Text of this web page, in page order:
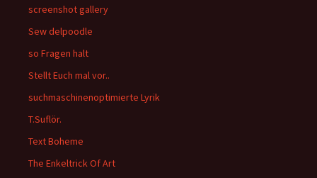
screenshot gallery
Sew delpoodle
so Fragen halt
Stellt Euch mal vor..
suchmaschinenoptimierte Lyrik
T.Suflör.
Text Boheme
The Enkeltrick Of Art